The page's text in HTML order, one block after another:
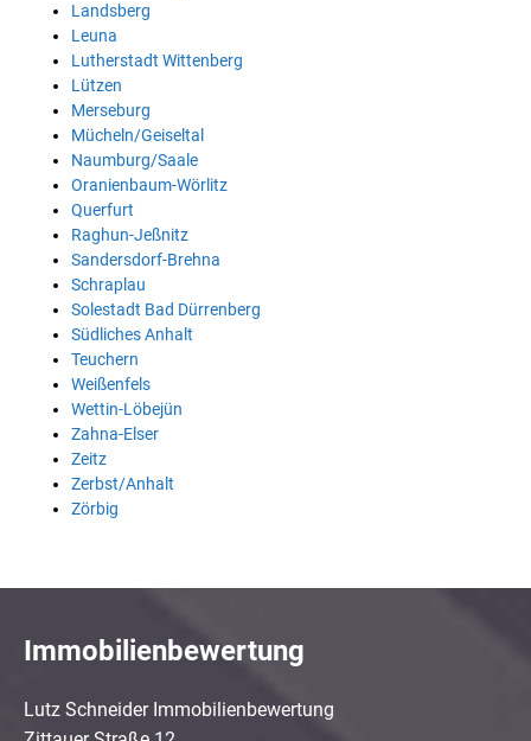
Landsberg
Leuna
Lutherstadt Wittenberg
Lützen
Merseburg
Mücheln/Geiseltal
Naumburg/Saale
Oranienbaum-Wörlitz
Querfurt
Raghun-Jeßnitz
Sandersdorf-Brehna
Schraplau
Solestadt Bad Dürrenberg
Südliches Anhalt
Teuchern
Weißenfels
Wettin-Löbejün
Zahna-Elser
Zeitz
Zerbst/Anhalt
Zörbig
Immobilienbewertung
Lutz Schneider Immobilienbewertung